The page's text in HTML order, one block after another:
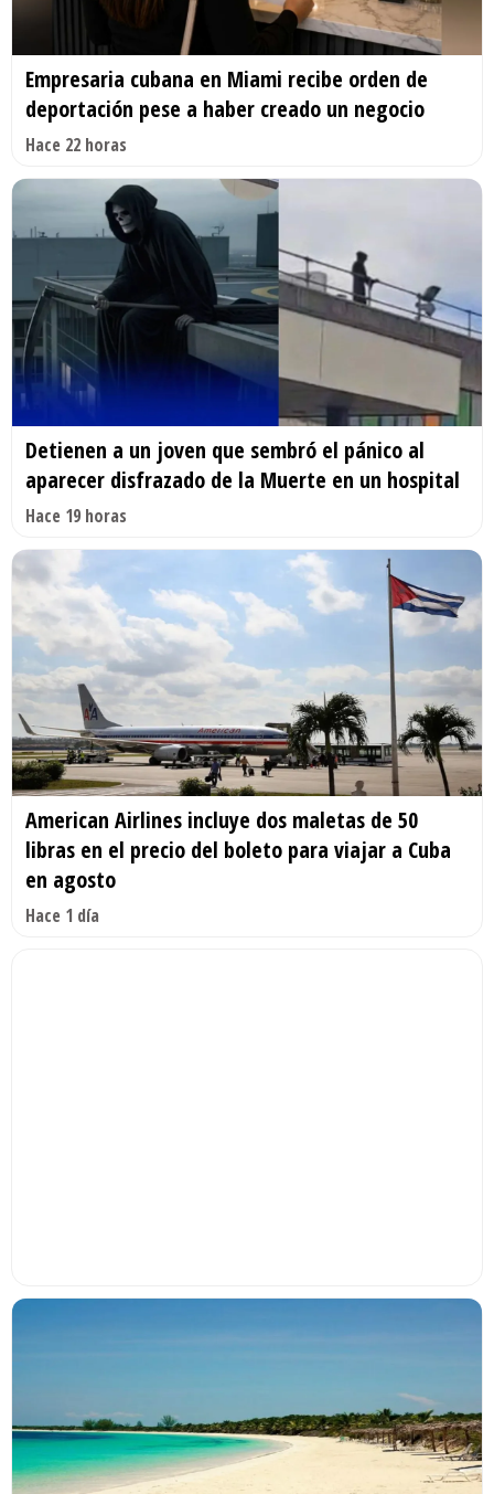
Empresaria cubana en Miami recibe orden de
deportación pese a haber creado un negocio
Hace 22 horas
Detienen a un joven que sembró el pánico al
aparecer disfrazado de la Muerte en un hospital
Hace 19 horas
American Airlines incluye dos maletas de 50
libras en el precio del boleto para viajar a Cuba
en agosto
Hace 1 día